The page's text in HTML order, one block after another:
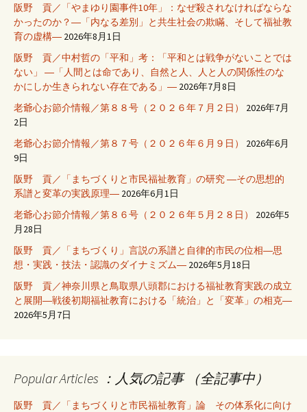
阪野 貢／「やまゆり園事件10年」：なぜ殺されなければならな
かったのか？―「内なる差別」と共生社会の欺瞞、そして福祉教
育の虚構― 2026年8月1日
阪野 貢／中村哲の「平和」考：「平和とは戦争がないことでは
ない」 ―「人間とは命であり、自然と人、人と人の関係性のな
かにしか生きられない存在である」― 2026年7月8日
老爺心お節介情報／第８８号（２０２６年７月２日）
2026年7月
2日
老爺心お節介情報／第８７号（２０２６年６月９日）
2026年6月
9日
阪野 貢／「まちづくりと市民福祉教育」の研究 ―その思想的
系譜と変革の実践原理― 2026年6月1日
老爺心お節介情報／第８６号（２０２６年５月２８日）
2026年5
月28日
阪野 貢／「まちづくり」言説の系譜と自律的市民の位相―思
想・実践・技法・認識のダイナミズム― 2026年5月18日
阪野 貢／神奈川県と鳥取県八頭郡における福祉教育実践の成立
と展開―戦後初期福祉教育における「統治」と「変革」の相克―
2026年5月7日
Popular Articles ：人気の記事 （全記事中）
阪野 貢／「まちづくりと市民福祉教育」論 その体系化に向け